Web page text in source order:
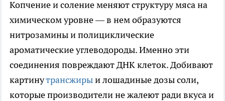
Копчение и соление меняют структуру мяса на
химическом уровне — в нем образуются
нитрозамины и полициклические
ароматические углеводороды. Именно эти
соединения повреждают ДНК клеток. Добивают
картинутрансжирыи лошадиные дозы соли,
которые производители не жалеют ради вкуса и